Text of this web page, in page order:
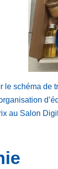
le schéma
au Salon